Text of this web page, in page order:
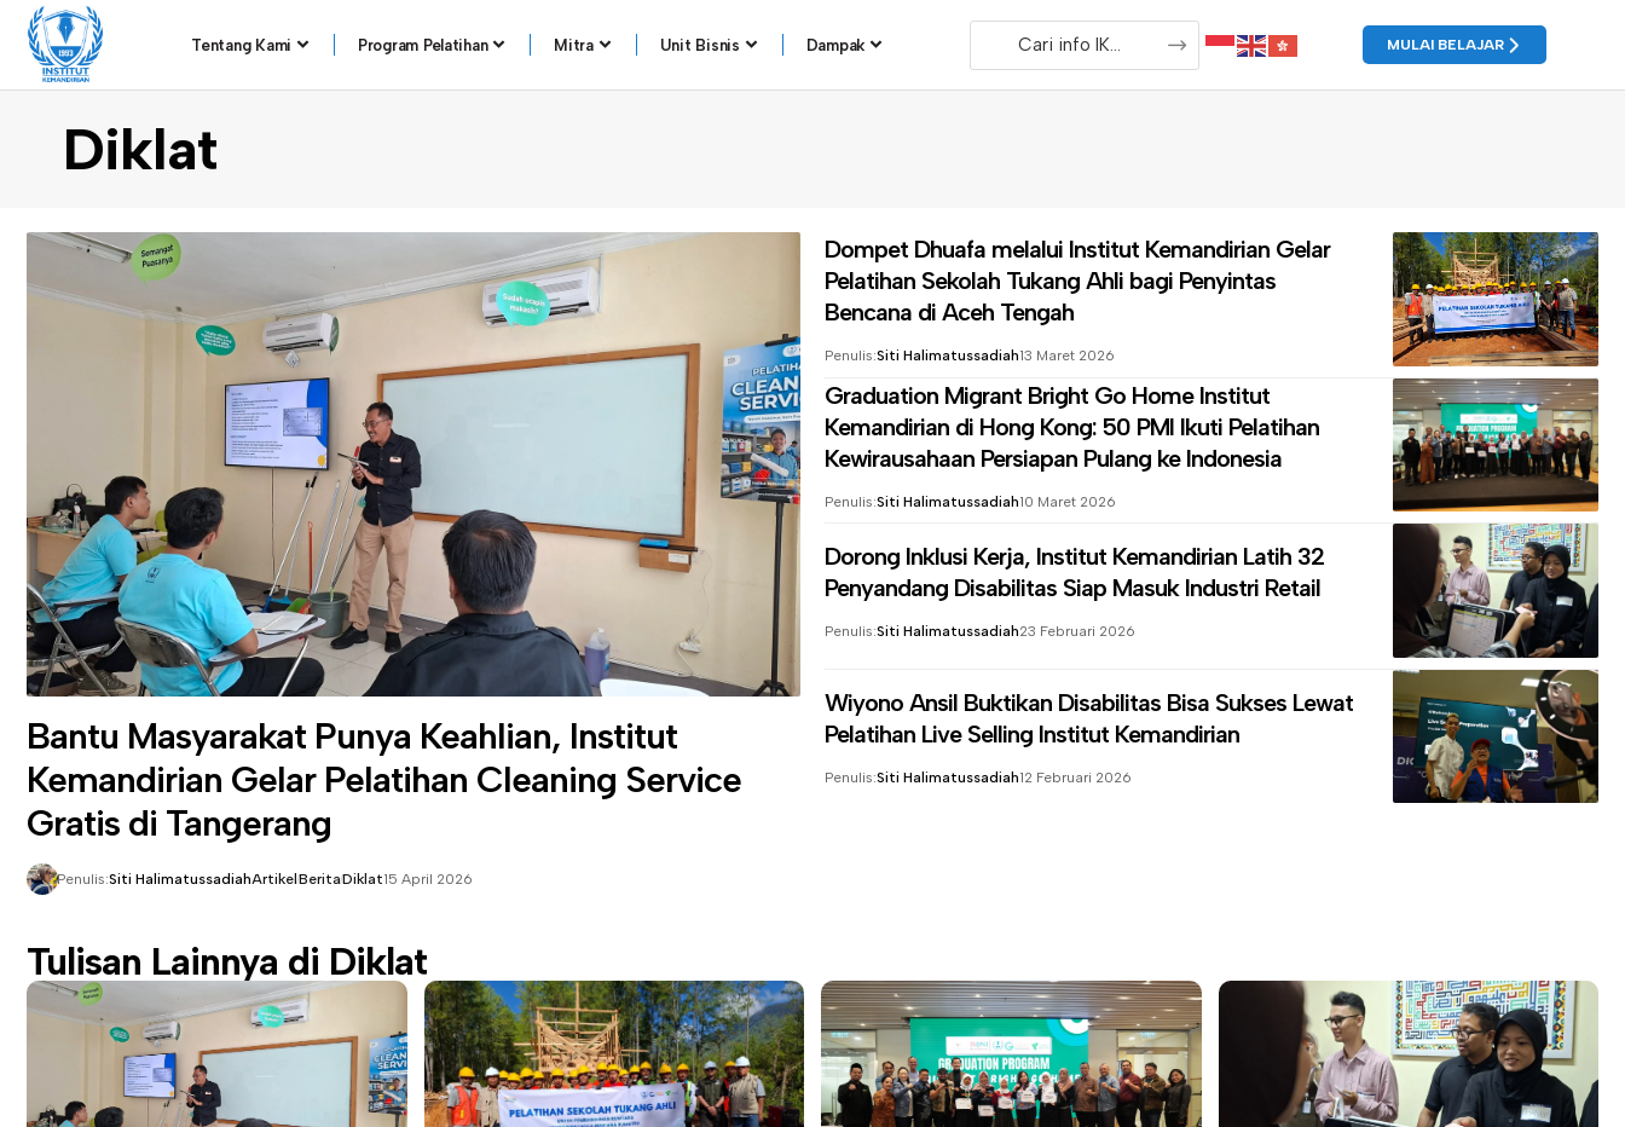
Tentang Kami Program Pelatihan Mitra Unit Bisnis Dampak MULAI BELAJAR
Diklat
Bantu Masyarakat Punya Keahlian, Institut
Kemandirian Gelar Pelatihan Cleaning Service
Gratis di Tangerang
Penulis:Siti HalimatussadiahArtikelBeritaDiklat15 April 2026
Dompet Dhuafa melalui Institut Kemandirian Gelar
Pelatihan Sekolah Tukang Ahli bagi Penyintas
Bencana di Aceh Tengah
Penulis:Siti Halimatussadiah13 Maret 2026
Graduation Migrant Bright Go Home Institut
Kemandirian di Hong Kong: 50 PMI Ikuti Pelatihan
Kewirausahaan Persiapan Pulang ke Indonesia
Penulis:Siti Halimatussadiah10 Maret 2026
Dorong Inklusi Kerja, Institut Kemandirian Latih 32
Penyandang Disabilitas Siap Masuk Industri Retail
Penulis:Siti Halimatussadiah23 Februari 2026
Wiyono Ansil Buktikan Disabilitas Bisa Sukses Lewat
Pelatihan Live Selling Institut Kemandirian
Penulis:Siti Halimatussadiah12 Februari 2026
Tulisan Lainnya di Diklat